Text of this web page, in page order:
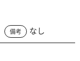
備考 なし